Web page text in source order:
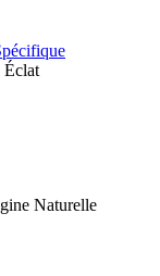
Naturelle